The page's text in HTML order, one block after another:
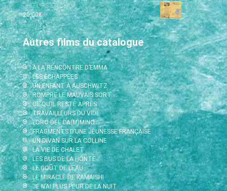
CHŒURS EN EXIL
20,00€
Autres films du catalogue
À LA RENCONTRE D’EMMA
LES ECHAPPÉES
UN ENFANT À AUSCHWITZ
ROMPRE LE MAUVAIS SORT
CE QU’IL RESTE APRÈS
TRAVAILLEURS DU VIDE
L’ORO DEL CA(M)MINO
FRAGMENTS D’UNE JEUNESSE FRANÇAISE
UN DIVAN SUR LA COLLINE
LA VIE DE CHALET
LES BUS DE LA HONTE
LE GOÛT DE L’EAU
LE MIRACLE DE KAMAISHI
JE N’AI PLUS PEUR DE LA NUIT